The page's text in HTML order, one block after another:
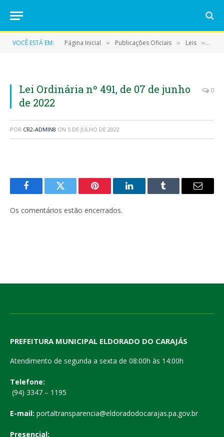
VOCÊ ESTÁ EM: Página Inicial » Publicações Oficiais » Leis »
Lei Ordinária nº 491, de 07 de junho
de 2022
0
POR CR2-ADMIN8 ON 5 DE JULHO DE 2022
FacebookTwitter Pinterest LinkedInTumblr
E-
Os comentários estão encerrados.
PREFEITURA MUNICIPAL ELDORADO DO CARAJÁS
Atendimento de segunda a sexta de 08:00h às 14:00h
Telefone:
(94) 3347 – 1195
E-mail: portaltransparencia@eldoradodocarajas.pa.gov.br
Presencial: